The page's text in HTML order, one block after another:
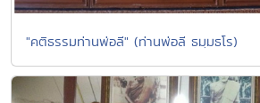
"คติธรรมท่านพ่อลี" (ท่านพ่อลี ธมฺมธโร)